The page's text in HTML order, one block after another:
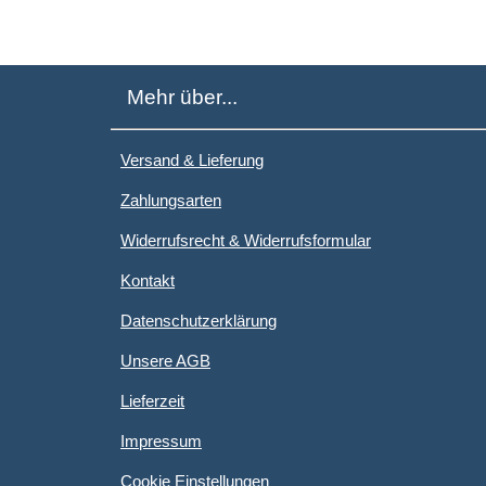
Mehr über...
Versand & Lieferung
Zahlungsarten
Widerrufsrecht & Widerrufsformular
Kontakt
Datenschutzerklärung
Unsere AGB
Lieferzeit
Impressum
Cookie Einstellungen